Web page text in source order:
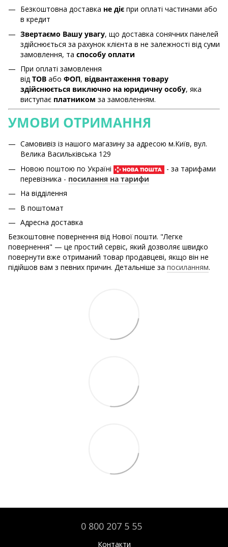
Безкоштовна доставка не діє при оплаті частинами або
в кредит
Звертаємо Вашу увагу, що доставка сонячних панелей
здійснюється за рахунок клієнта в не залежності від суми
замовлення, та способу оплати
При оплаті замовлення
від ТОВ або ФОП, відвантаження товару
здійснюється виключно на юридичну особу, яка
виступає платником за замовленням.
УМОВИ ОТРИМАННЯ
Самовивіз із нашого магазину за адресою м.Київ, вул.
Велика Васильківська 129
Новою поштою по Україні
- за тарифами
перевізника - посилання на тарифи
На відділення
В поштомат
Адресна доставка
Безкоштовне повернення від Нової пошти. "Легке
повернення" — це простий сервіс, який дозволяє швидко
повернути вже отриманий товар продавцеві, якщо він не
підійшов вам з певних причин. Детальніше за посиланням.
0 800 207 5 55
Контакти